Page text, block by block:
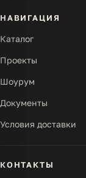
НАВИГАЦИЯ
Каталог
Проекты
Шоурум
Документы
Условия доставки
КОНТАКТЫ